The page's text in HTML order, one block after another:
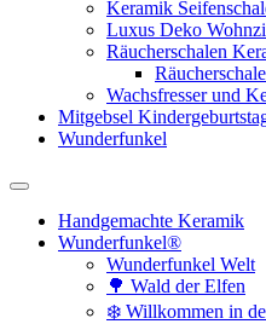
Keramik
Luxus Deko
Räucherschalen
Wachsfresser und
Mitgebsel
Wunderfunkel
Handgemachte Keramik
Wunderfunkel®
Wunderfunkel Welt
🌳 Wald der Elfen
❄️ Willkommen in